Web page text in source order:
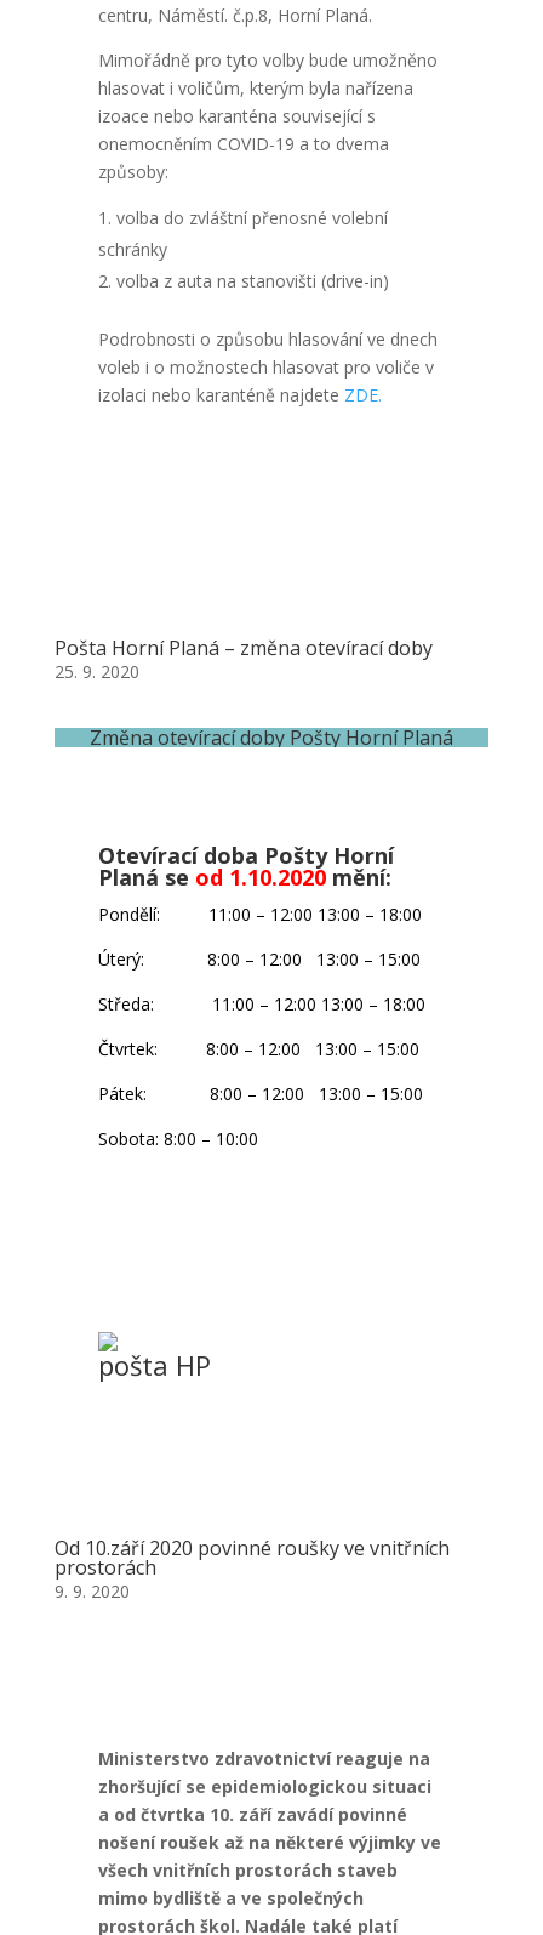
centru, Náměstí. č.p.8, Horní Planá.
Mimořádně pro tyto volby bude umožněno
hlasovat i voličům, kterým byla nařízena
izoace nebo karanténa související s
onemocněním COVID-19 a to dvema
způsoby:
volba do zvláštní přenosné volební
schránky
volba z auta na stanovišti (drive-in)
Podrobnosti o způsobu hlasování ve dnech
voleb i o možnostech hlasovat pro voliče v
izolaci nebo karanténě najdete ZDE.
Pošta Horní Planá – změna otevírací doby
25. 9. 2020
Změna otevírací doby Pošty Horní Planá
Otevírací doba Pošty Horní
Planá se od 1.10.2020mění:
Pondělí: 11:00 – 12:00 13:00 – 18:00
Úterý: 8:00 – 12:00 13:00 – 15:00
Středa: 11:00 – 12:00 13:00 – 18:00
Čtvrtek: 8:00 – 12:00 13:00 – 15:00
Pátek: 8:00 – 12:00 13:00 – 15:00
Sobota: 8:00 – 10:00
pošta HP
Od 10.září 2020 povinné roušky ve vnitřních
prostorách
9. 9. 2020
Ministerstvo zdravotnictví reaguje na
zhoršující se epidemiologickou situaci
a od čtvrtka 10. září zavádí povinné
nošení roušek až na některé výjimky ve
všech vnitřních prostorách staveb
mimo bydliště a ve společných
prostorách škol. Nadále také platí